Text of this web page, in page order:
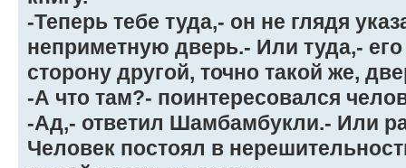
-Теперь тебе туда,- он не глядя
неприметную дверь.- Или туда,-
сторону другой, точно такой же,
-А что там?- поинтересовался
-Ад,- ответил Шамбамбукли.- Или
Человек постоял в